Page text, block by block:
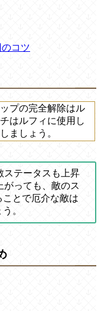
コツ
プの完全解除はル
はルフィに使用し
ましょう。
ステータスも上昇
がっても、敵のス
とで厄介な敵は
。